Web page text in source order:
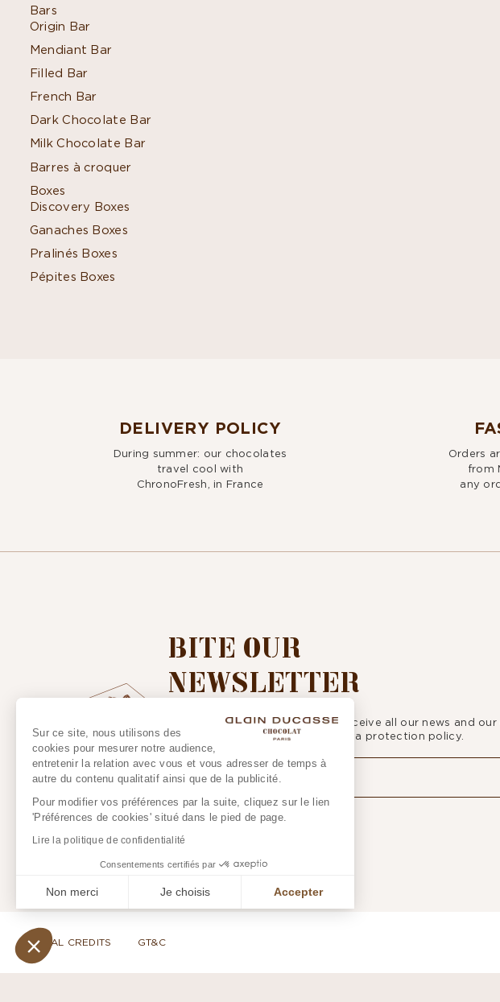
Sur ce site, nous utilisons des
cookies pour mesurer notre audience,
entretenir la relation avec vous et vous adresser de temps à
autre du contenu qualitatif ainsi que de la publicité.
Pour modifier vos préférences par la suite, cliquez sur le lien
'Préférences de cookies' situé dans le pied de page.
Lire la politique de confidentialité
Consentements certifiés par
Non merci Je choisis
Accepter
Notre plateforme vous permet d'adapter et de gérer vos paramètres de
Bars
Origin Bar
Mendiant Bar
Filled Bar
French Bar
Dark Chocolate Bar
Milk Chocolate Bar
Barres à croquer
Boxes
Discovery Boxes
Ganaches Boxes
Pralinés Boxes
Pépites Boxes
DELIVERY POLICY
During summer: our chocolates
travel cool with
ChronoFresh, in France
Orders
from
any
BITE OUR
NEWSLETTER
Subscribe to our newsletter to receive all our news and
up, you agree to thepersonal data protection policy.
LEGAL CREDITS GT&C